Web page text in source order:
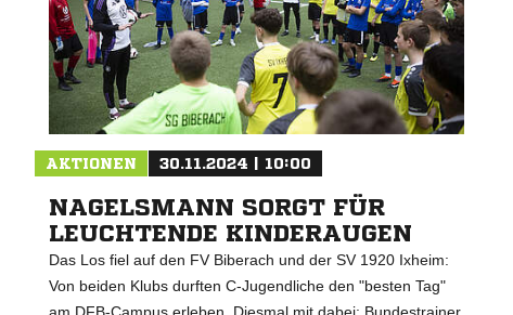
AKTIONEN 30.11.2024 | 10:00
NAGELSMANN SORGT FÜR
LEUCHTENDE KINDERAUGEN
Das Los fiel auf den FV Biberach und der SV 1920 Ixheim:
Von beiden Klubs durften C-Jugendliche den "besten Tag"